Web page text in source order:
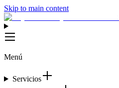
Skip to main content
Menú
Servicios